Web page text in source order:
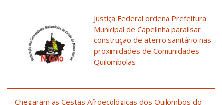
Justiça Federal ordena Prefeitura
Municipal de Capelinha paralisar
construção de aterro sanitário nas
proximidades de Comunidades
Quilombolas
Chegaram as Cestas Afroecológicas dos Quilombos do